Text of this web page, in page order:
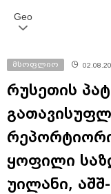
Geo
მსოფლიო
რუსეთის
ყოფილი
უილანი,